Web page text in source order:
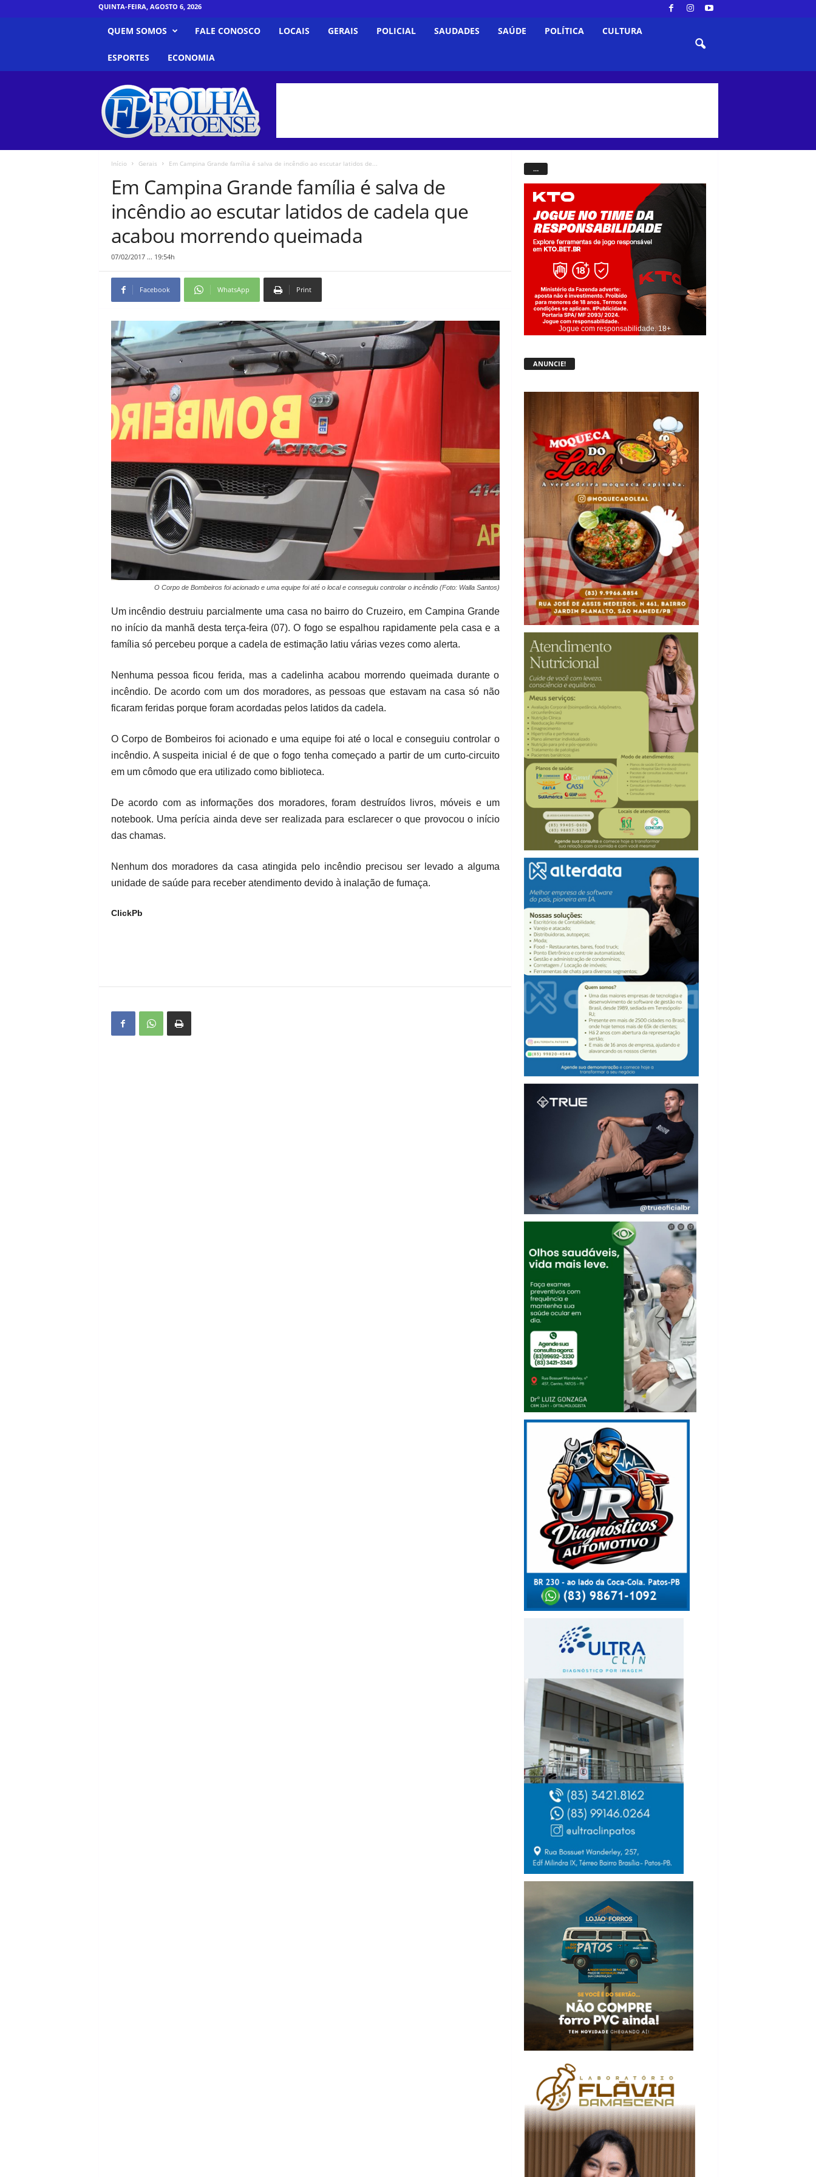
QUINTA-FEIRA, AGOSTO 6, 2026
QUEM SOMOS FALE CONOSCO LOCAIS GERAIS POLICIAL SAUDADES SAÚDE POLÍTICA CULTURA
ESPORTES ECONOMIA
Início Gerais Em Campina Grande família é salva de incêndio ao escutar latidos de...
Em Campina Grande família é salva de
incêndio ao escutar latidos de cadela que
acabou morrendo queimada
07/02/2017 ... 19:54h
Facebook WhatsApp Print
O Corpo de Bombeiros foi acionado e uma equipe foi até o local e conseguiu controlar o incêndio (Foto: Walla Santos)
Um incêndio destruiu parcialmente uma casa no bairro do Cruzeiro, em Campina Grande
no início da manhã desta terça-feira (07). O fogo se espalhou rapidamente pela casa e a
família só percebeu porque a cadela de estimação latiu várias vezes como alerta.
Nenhuma pessoa ficou ferida, mas a cadelinha acabou morrendo queimada durante o
incêndio. De acordo com um dos moradores, as pessoas que estavam na casa só não
ficaram feridas porque foram acordadas pelos latidos da cadela.
O Corpo de Bombeiros foi acionado e uma equipe foi até o local e conseguiu controlar o
incêndio. A suspeita inicial é de que o fogo tenha começado a partir de um curto-circuito
em um cômodo que era utilizado como biblioteca.
De acordo com as informações dos moradores, foram destruídos livros, móveis e um
notebook. Uma perícia ainda deve ser realizada para esclarecer o que provocou o início
das chamas.
Nenhum dos moradores da casa atingida pelo incêndio precisou ser levado a alguma
unidade de saúde para receber atendimento devido à inalação de fumaça.
ClickPb
…
Jogue com responsabilidade. 18+
ANUNCIE!